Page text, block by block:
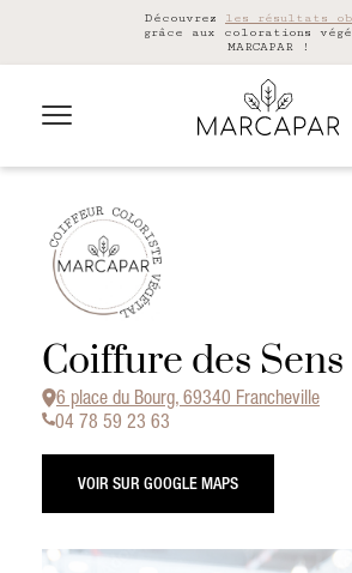
Découvrez les résultats
grâce aux colorations
MARCAPAR !
Coiffure des Sens
6 place du Bourg, 69340 Francheville
04 78 59 23 63
VOIR SUR GOOGLE MAPS